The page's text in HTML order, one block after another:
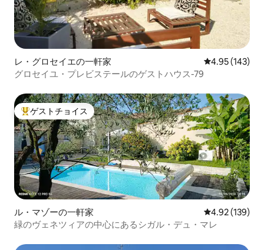
レ・グロセイエの一軒家 レビュー143
4.95 (143)
グロセイユ・プレビステールのゲストハウス-79
大好評のゲストチョイスです。
ゲストチョイス
ル・マゾーの一軒家 レビュー139
4.92 (139)
緑のヴェネツィアの中心にあるシガル・デュ・マレ